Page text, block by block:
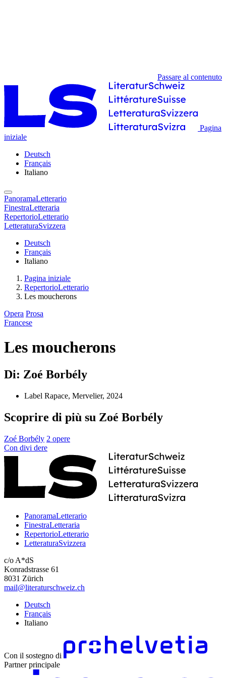
Passare al contenuto
Pagina
iniziale
Deutsch
Français
Italiano
PanoramaLetterario
FinestraLetteraria
RepertorioLetterario
LetteraturaSvizzera
Deutsch
Français
Italiano
Pagina iniziale
RepertorioLetterario
Les moucherons
Opera Prosa
Francese
Les moucherons
Di: Zoé Borbély
Label Rapace, Mervelier, 2024
Scoprire di più su Zoé Borbély
Zoé Borbély 2 opere
Con divi dere
PanoramaLetterario
FinestraLetteraria
RepertorioLetterario
LetteraturaSvizzera
c/o A*dS
Konradstrasse 61
8031 Zürich
mail@literaturschweiz.ch
Deutsch
Français
Italiano
Con il sostegno di
Partner principale